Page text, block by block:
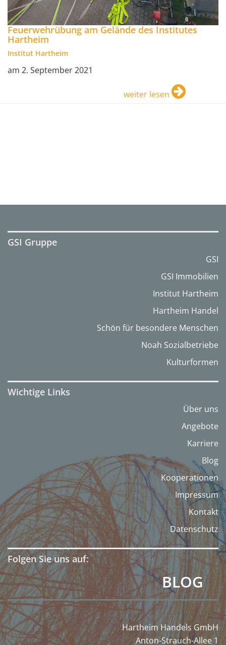
Feuerwehrübung am Gelände des Institutes
Hartheim
Institut Hartheim
am 2. September 2021
weiter lesen
GSI Gruppe
GSI
GSI Immobilien
Institut Hartheim
Hartheim Handel
Schön für besondere Menschen
Noah Sozialbetriebe
Kulturformen
Wichtige Links
Über uns
Angebote
Karriere
Blog
Kooperationen
Impressum
Kontakt
Datenschutz
Folgen Sie uns auf:
BLOG
Hartheim Handels GmbH
Anton-Strauch-Allee 1